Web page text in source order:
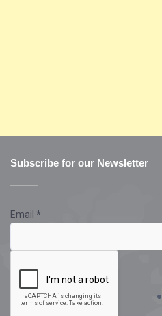
Subscribe for our Newsletter
Email *